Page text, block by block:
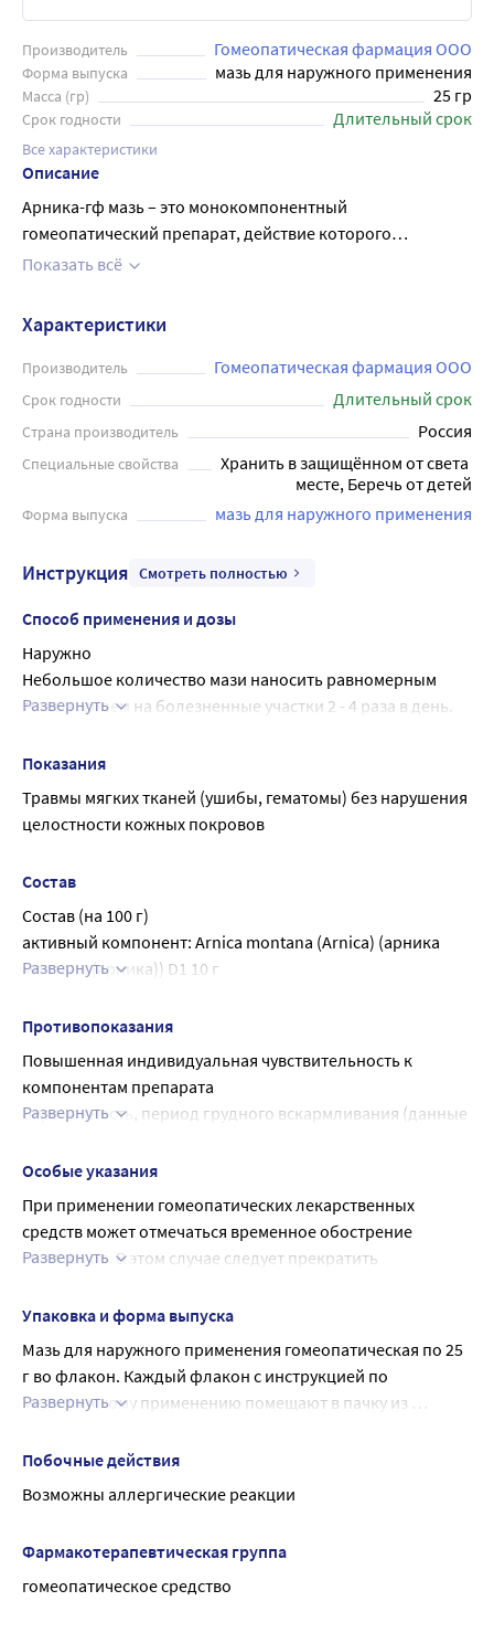
Производитель Гомеопатическая фармация ООО
Форма выпуска мазь для наружного применения
Масса (гр) 25 гр
Срок годности Длительный срок
Все характеристики
Описание
Арника-гф мазь – это монокомпонентный
гомеопатический препарат, действие которого
обусловлено компонентом, входящим в его состав.
своими противовоспалительными и противоотечными
свойствами. Мазь применяется при травмах мягких
тканей (ушибы, гематомы) без нарушения целостности
кожных покровов. Небольшое количество мази наносить
раза в день. Курс лечения 1 - 2 недели.
Показать всё
Характеристики
Производитель Гомеопатическая фармация ООО
Срок годности Длительный срок
Страна производитель Россия
Специальные свойства
Хранить в защищённом от света
месте, Беречь от детей
Форма выпуска мазь для наружного применения
Инструкция Смотреть полностью
Способ применения и дозы
Наружно
Небольшое количество мази наносить равномерным
тонким слоем на болезненные участки 2 - 4 раза в день.
Развернуть
Показания
Травмы мягких тканей (ушибы, гематомы) без нарушения
целостности кожных покровов
Состав
Состав (на 100 г)
активный компонент: Arnica montana (Arnica) (арника
монтана (арника)) D1 10 г
Развернуть
Противопоказания
Повышенная индивидуальная чувствительность к
компонентам препарата
Беременность, период грудного вскармливания (данные
категории больных отсутствуют)
количества клинических данных
Развернуть
Особые указания
При применении гомеопатических лекарственных
средств может отмечаться временное обострение
симптомов. В этом случае следует прекратить
Препарат не оказывает влияния на выполнение
особого внимания и быстрых реакций (управление
автомобилем и другими транспортными средствами,
работа с движущимися механизмами, работа диспетчера
Развернуть
Упаковка и форма выпуска
Мазь для наружного применения гомеопатическая по 25
г во флакон. Каждый флакон с инструкцией по
медицинскому применению помещают в пачку из
Развернуть
Побочные действия
Возможны аллергические реакции
Фармакотерапевтическая группа
гомеопатическое средство